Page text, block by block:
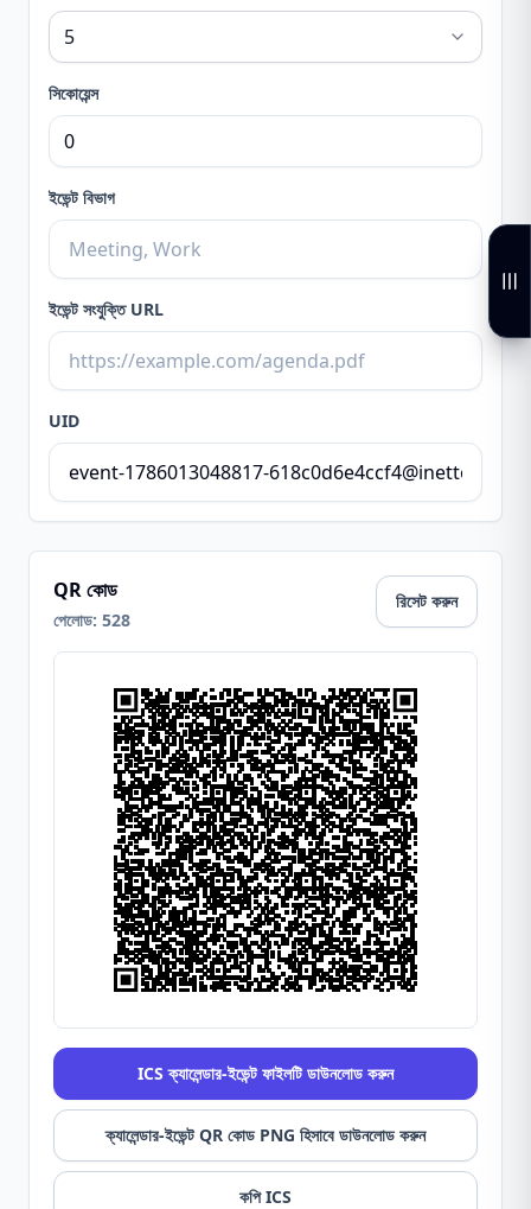
সিকোয়েন্স
ইভেন্ট বিভাগ
ইভেন্ট সংযুক্তি URL
UID
QR কোড
পেলোড: 528
রিসেট করুন
ICS ক্যালেন্ডার-ইভেন্ট ফাইলটি ডাউনলোড করুন
ক্যালেন্ডার-ইভেন্ট QR কোড PNG হিসাবে ডাউনলোড করুন
কপি ICS